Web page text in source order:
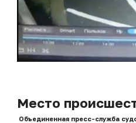
Место
Объединенная пресс-служба